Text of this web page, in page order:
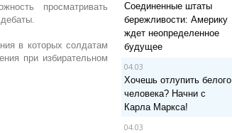
просматривать
в которых солдатам
при избирательном
Соединенные штаты
бережливости: Америку
ждет неопределенное
будущее
04.03
Хочешь отлупить белого
человека? Начни с
Карла Маркса!
04.03